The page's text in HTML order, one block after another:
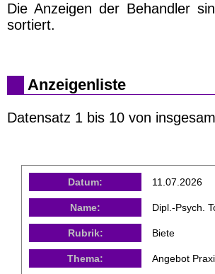
Die Anzeigen der Behandler
sortiert.
Anzeigenliste
Datensatz 1 bis 10 von
Datum: 11.07.2026
Name: Dipl.-Psych.
Rubrik: Biete
Thema: Angebot